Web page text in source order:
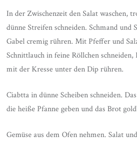
In der Zwischenzeit den Salat waschen,
dünne Streifen schneiden. Schmand und
Gabel cremig rühren. Mit Pfeffer und
Schnittlauch in feine Röllchen
mit der Kresse unter den Dip rühren.
Ciabtta in dünne Scheiben schneiden.
die heiße Pfanne geben und das Brot
Gemüse aus dem Ofen nehmen. Salat